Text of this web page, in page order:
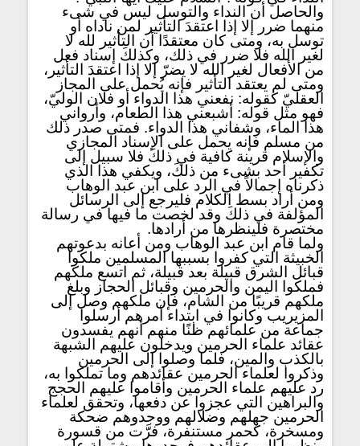
والحاصل أن النداء والتوسل ليس في شىء
منهما ضرر إلا إذا اعتقدَ التأثير لمن ناداه أو
توسل به، ومتى كان معتقدًا أن التأثير لله لا
لغير الله فلا ضرر في ذلك، وكذلكَ إسناد فعل
من الأفعال لغير الله لا يضرّ إلا إذا اعتقدَ التأثير،
ومتى لم يعتقد التأثير فإنه يُحمل على المجاز
العقليّ كقوله: نفعني هذا الدواء أو فلان الوليّ،
فهو مثل قوله: أشبعني هذا الطعام، وأرواني
هذا الماء، وشفاني هذا الدواء. فمتى صدر ذلك
من مسلم فإنه يحمل على الإسناد المجازي
والإسلام قرينة كافية في ذلكَ فلا سبيل إلى
تكفير أحد بشىء من ذلكَ، ويكفي هذا الذي
ذكرناه إجمالاً في الرد على ابن عبد الوهاب
ومن أراد بسط الكلام فليرجع إلى الرسائل
المؤلفة في ذلكَ وقد لخصت ما فيها في رسالة
مختصرة فلينظرها من أرادها.
ولما قام ابن عبد الوهاب ومن أعانه بدعوتهم
الخبيثة التي كفروا بسببها المسلمين ملكوا
قبائل الشرق قبيلة بعد قبيلة، ثم اتسع ملكهم
فملكوا اليمن والحرمين وقبائل الحجاز وبلغ
ملكهم قريبًا من الشام، فإن ملكهم وصل إلى
المزيريب وكانوا في ابتداء أمرهم أرسلوا
جماعة من علمائهم ظنًا منهم أنهم يفسدون
عقائد علماء الحرمين ويدخلون عليهم الشبهة
بالكذب والمين، فلما وصلوا إلى الحرمين
وذكروا لعلماء الحرمين عقائدهم وما تملكوا به،
رد عليهم علماء الحرمين وأقاموا عليهم الحجج
والبراهين التي عجزوا عن دفعها، وتحقق لعلماء
الحرمين جهلهم وضلالهم ووجدوهم ضحكة
ومسخرة، كحمر مستنفرة، فرَّت من قسورة